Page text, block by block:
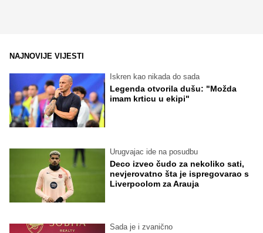
NAJNOVIJE VIJESTI
Iskren kao nikada do sada
Legenda otvorila dušu: "Možda
imam krticu u ekipi"
Urugvajac ide na posudbu
Deco izveo čudo za nekoliko sati,
nevjerovatno šta je ispregovarao s
Liverpoolom za Arauja
Sada je i zvanično